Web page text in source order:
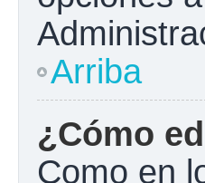
Arriba
¿Cómo
Como en